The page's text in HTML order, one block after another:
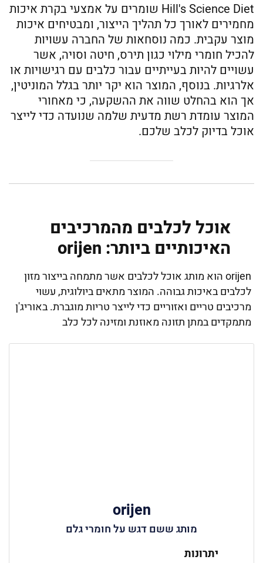
Hill's Science Diet שומרים על אמצעי בקרת איכות
מחמירים לאורך כל תהליך הייצור, ומבטיחים איכות
מוצר עקבית. כמה נוסחאות של החברה עשויות
להכיל חומרי מילוי כגון תירס, חיטה וסויה, אשר
עשויים להיות בעייתיים עבור כלבים עם רגישויות או
אלרגיות. בנוסף, המוצר הוא יקר יותר בגלל המוניטין,
אך הוא בהחלט שווה את ההשקעה, כי מאחורי
המוצר עומדת רשת מדעית שלמה שנועדה כדי לייצר
אוכל בדיוק לכלב שלכם.
אוכל לכלבים מהמרכיבים
האיכותיים ביותר: orijen
orijen הוא מותג אוכל לכלבים אשר מתמחה בייצור מזון
לכלבים באיכות גבוהה. המוצר מתאים ביולוגית, עשוי
מרכיבים טריים ואזוריים כדי לייצר טריות מוגברת. באוריג'ן
מתמקדים במתן תזונה מאוזנת ומזינה לכל כלב
orijen
מותג ששם דגש על חומרי גלם
יתרונות